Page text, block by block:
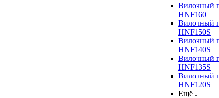
Вилочный
HNF160
Вилочный
HNF150S
Вилочный
HNF140S
Вилочный
HNF135S
Вилочный
HNF120S
Ещё